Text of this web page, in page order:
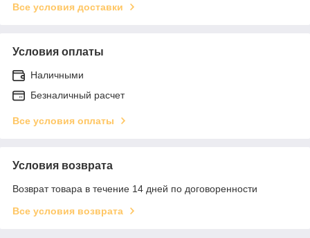
Все условия доставки
Условия оплаты
Наличными
Безналичный расчет
Все условия оплаты
Условия возврата
Возврат товара в течение 14 дней по договоренности
Все условия возврата